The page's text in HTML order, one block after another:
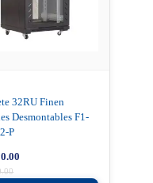
32RU Finen
Desmontables F1-
P